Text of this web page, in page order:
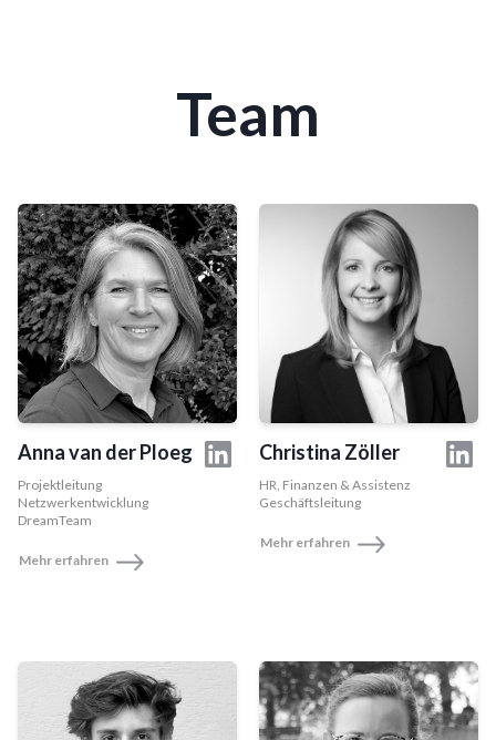
Team
Anna van der Ploeg
Projektleitung
Netzwerkentwicklung
DreamTeam
Mehr erfahren
Christina Zöller
HR, Finanzen & Assistenz
Geschäftsleitung
Mehr erfahren